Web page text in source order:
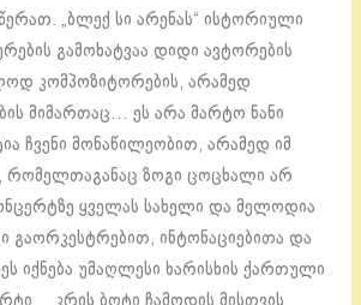
„ბლექ სი არენას“ ისტორიული
გამოხატვაა დიდი ავტორების
კომპოზიტორების, არამედ
მიმართაც… ეს არა მარტო ნანი
ჩვენი მონაწილეობით, არამედ იმ
რომელთაგანაც ზოგი ცოცხალი არ
ყველას სახელი და მელოდია
გაორკესტრებით, ინტონაციებითა და
იქნება უმაღლესი ხარისხის ქართული